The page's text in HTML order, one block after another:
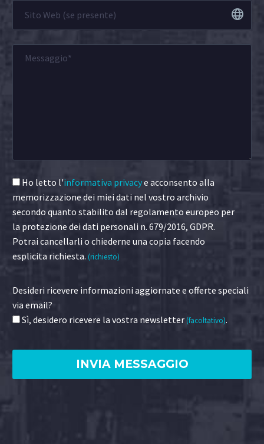
Ho letto l'informativa privacye acconsento alla
memorizzazione dei miei dati nel vostro archivio
secondo quanto stabilito dal regolamento europeo per
la protezione dei dati personali n. 679/2016, GDPR.
Potrai cancellarli o chiederne una copia facendo
esplicita richiesta. (richiesto)
Desideri ricevere informazioni aggiornate e offerte speciali
via email?
Sì, desidero ricevere la vostra newsletter(facoltativo).